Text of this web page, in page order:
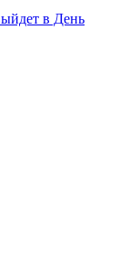
в День